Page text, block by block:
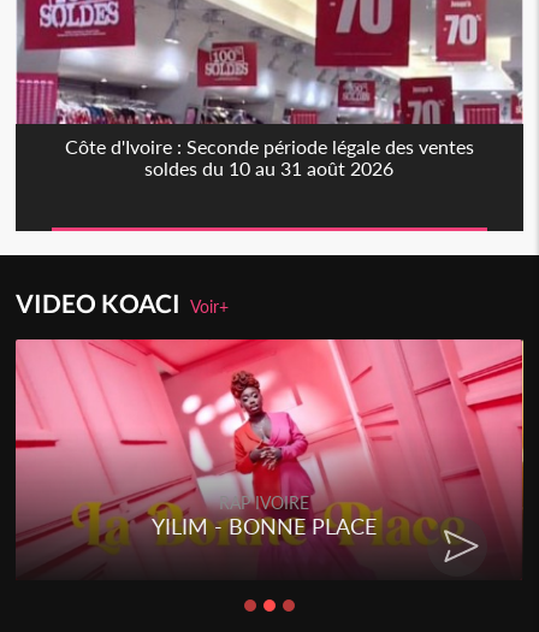
Côte d'Ivoire : Seconde période légale des ventes
soldes du 10 au 31 août 2026
VIDEO KOACIVoir+
RAP IVOIRE
YILIM - BONNE PLACE